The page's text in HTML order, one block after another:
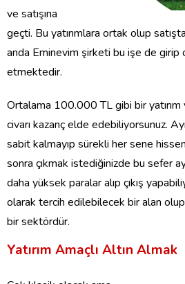
ve satışına
geçti. Bu yatırımlara ortak olup
anda Eminevim şirketi bu işe de girip
etmektedir.
Ortalama 100.000 TL gibi bir
civarı kazanç elde edebiliyorsunuz.
sabit kalmayıp sürekli her sene
sonra çıkmak istediğinizde bu sefer
daha yüksek paralar alıp çıkış
olarak tercih edilebilecek bir alan
bir sektördür.
Yatırım Amaçlı Altın Almak